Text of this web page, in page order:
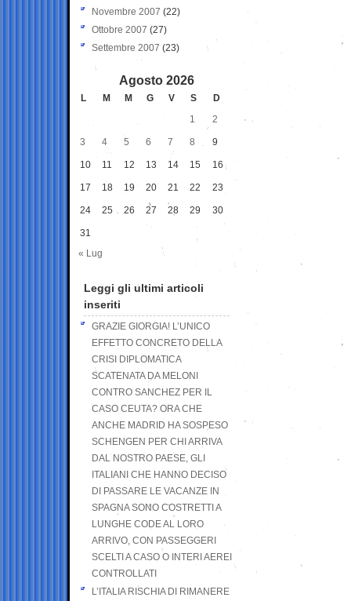
Novembre 2007 (22)
Ottobre 2007 (27)
Settembre 2007 (23)
Agosto 2026
L M M G V S
D
1
2
3 4 5 6 7 8 9
10 11 12 13 14 15 16
17 18 19 20 21 22 23
24 25 26 27 28 29 30
31
« Lug
Leggi gli ultimi articoli
inseriti
GRAZIE GIORGIA! L’UNICO
EFFETTO CONCRETO DELLA
CRISI DIPLOMATICA
SCATENATA DA MELONI
CONTRO SANCHEZ PER IL
CASO CEUTA? ORA CHE
ANCHE MADRID HA SOSPESO
SCHENGEN PER CHI ARRIVA
DAL NOSTRO PAESE, GLI
ITALIANI CHE HANNO DECISO
DI PASSARE LE VACANZE IN
SPAGNA SONO COSTRETTI A
LUNGHE CODE AL LORO
ARRIVO, CON PASSEGGERI
SCELTI A CASO O INTERI AEREI
CONTROLLATI
L’ITALIA RISCHIA DI RIMANERE